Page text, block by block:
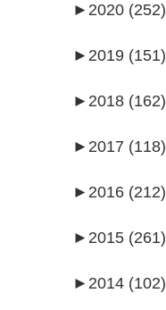
► 2020 (252)
► 2019 (151)
► 2018 (162)
► 2017 (118)
► 2016 (212)
► 2015 (261)
► 2014 (102)